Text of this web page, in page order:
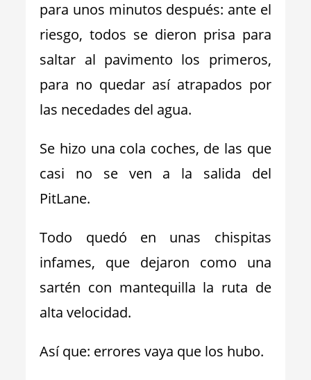
para unos minutos después: ante el
riesgo, todos se dieron prisa para
saltar al pavimento los primeros,
para no quedar así atrapados por
las necedades del agua.
Se hizo una cola coches, de las que
casi no se ven a la salida del
PitLane.
Todo quedó en unas chispitas
infames, que dejaron como una
sartén con mantequilla la ruta de
alta velocidad.
Así que: errores vaya que los hubo.